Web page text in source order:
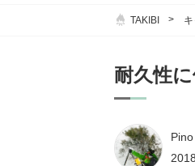
TAKIBI
耐久性
Pino